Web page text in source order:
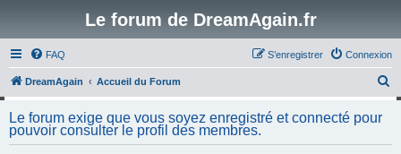
Le forum de DreamAgain.fr
FAQ Connexion
S’enregistrer
DreamAgain Accueil du Forum
h
Le forum exige que vous soyez enregistré et connecté pour
pouvoir consulter le profil des membres.